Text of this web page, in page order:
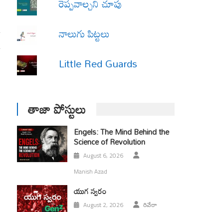
నాలుగు పిట్టలు
Little Red Guards
తాజా పోస్టులు
Engels: The Mind Behind the
Science of Revolution
August 6, 2026
Manish Azad
యుగ స్వ‌రం
August 2, 2026 రివేరా